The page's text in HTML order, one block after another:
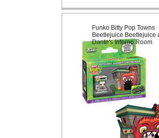
Funko Bitty Pop Towns
Beetlejuice Beetlejuice
Dante's Inferno Room